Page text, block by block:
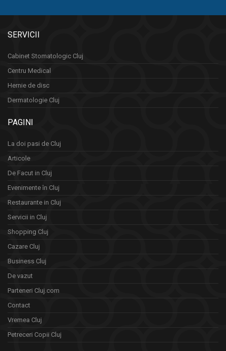
SERVICII
Cabinet Stomatologic Cluj
Centru Medical
Hernie de disc
Dermatologie Cluj
PAGINI
La doi pasi de Cluj
Articole
De Facut in Cluj
Evenimente în Cluj
Restaurante in Cluj
Servicii in Cluj
Shopping Cluj
Cazare Cluj
Business Cluj
De vazut
Parteneri Cluj.com
Contact
Vremea Cluj
Petreceri Copii Cluj